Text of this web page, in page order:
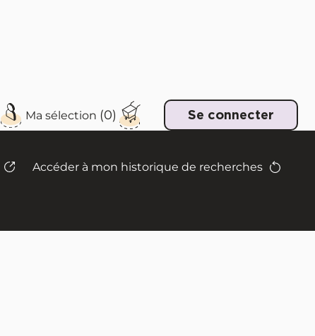
Se connecter
Accéder à mon historique de recherches